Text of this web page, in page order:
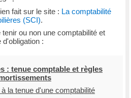
fait sur le site : La comptabilité
(SCI).
ou non une comptabilité et
:
: tenue comptable et règles
la tenue d'une comptabilité